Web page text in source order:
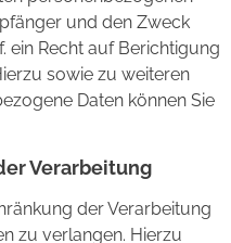
und den Zweck
ein Recht auf Berichtigung
sowie zu weiteren
Daten können Sie
Verarbeitung
der Verarbeitung
zu verlangen. Hierzu